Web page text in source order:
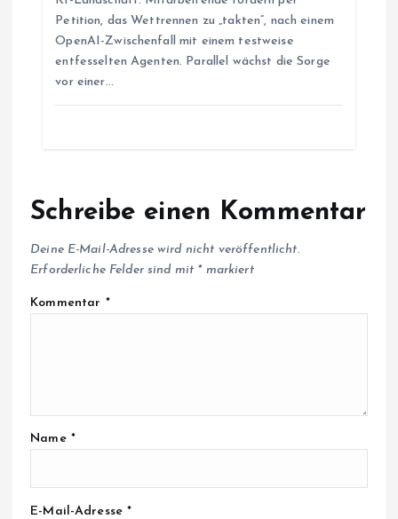
Petition, das Wettrennen zu „takten“, nach einem
OpenAI-Zwischenfall mit einem testweise
entfesselten Agenten. Parallel wächst die Sorge
vor einer…
Schreibe einen Kommentar
Deine E-Mail-Adresse wird nicht veröffentlicht.
Erforderliche Felder sind mit *markiert
Kommentar *
Name *
E-Mail-Adresse*